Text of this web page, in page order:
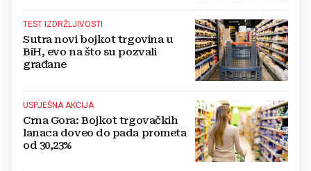
TEST IZDRŽLJIVOSTI
Sutra novi bojkot trgovina u
BiH, evo na što su pozvali
građane
USPJEŠNA AKCIJA
Crna Gora: Bojkot trgovačkih
lanaca doveo do pada prometa
od 30,23%